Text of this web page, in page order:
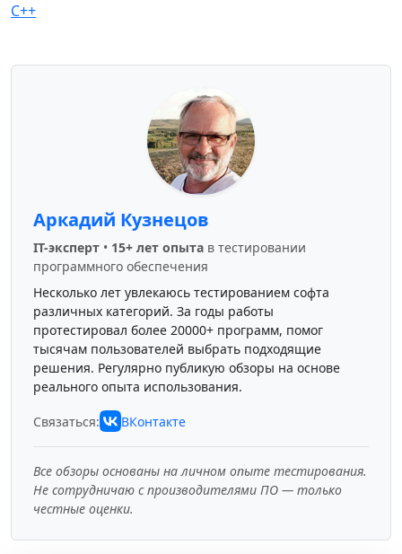
C++
Аркадий Кузнецов
IT-эксперт • 15+ лет опыта в тестировании
программного обеспечения
Несколько лет увлекаюсь тестированием софта
различных категорий. За годы работы
протестировал более 20000+ программ, помог
тысячам пользователей выбрать подходящие
решения. Регулярно публикую обзоры на основе
реального опыта использования.
Связаться: ВКонтакте
Все обзоры основаны на личном опыте тестирования.
Не сотрудничаю с производителями ПО — только
честные оценки.